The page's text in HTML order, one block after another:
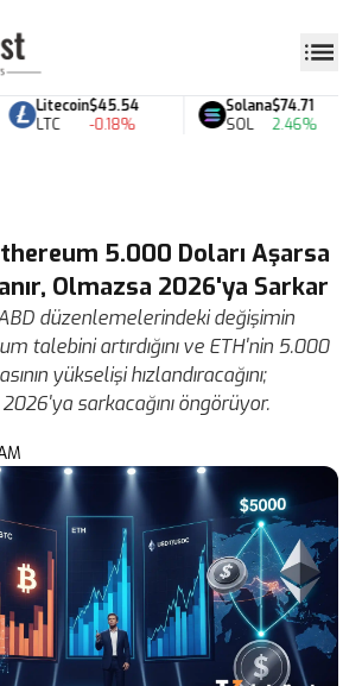
Litecoin
LTC
$45.54
-0.18%
Solana
SOL
$74.71
2.46%
5.000 Doları Aşarsa
Olmazsa 2026'ya Sarkar
düzenlemelerindeki değişimin
talebini artırdığını ve ETH'nin 5.000
yükselişi hızlandıracağını;
sarkacağını öngörüyor.